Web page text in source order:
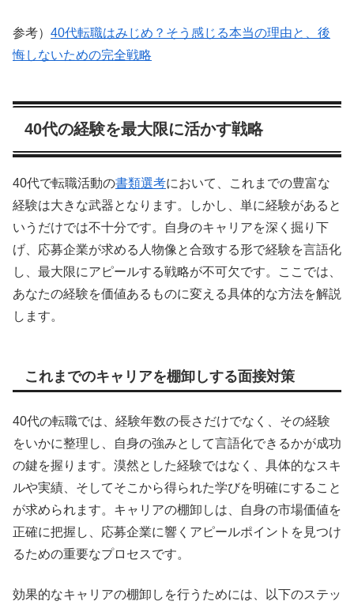
参考） 40代転職はみじめ？そう感じる本当の理由と、後
悔しないための完全戦略
40代の経験を最大限に活かす戦略
40代で転職活動の書類選考において、これまでの豊富な
経験は大きな武器となります。しかし、単に経験があると
いうだけでは不十分です。自身のキャリアを深く掘り下
げ、応募企業が求める人物像と合致する形で経験を言語化
し、最大限にアピールする戦略が不可欠です。ここでは、
あなたの経験を価値あるものに変える具体的な方法を解説
します。
これまでのキャリアを棚卸しする面接対策
40代の転職では、経験年数の長さだけでなく、その経験
をいかに整理し、自身の強みとして言語化できるかが成功
の鍵を握ります。漠然とした経験ではなく、具体的なスキ
ルや実績、そしてそこから得られた学びを明確にすること
が求められます。キャリアの棚卸しは、自身の市場価値を
正確に把握し、応募企業に響くアピールポイントを見つけ
るための重要なプロセスです。
効果的なキャリアの棚卸しを行うためには、以下のステッ